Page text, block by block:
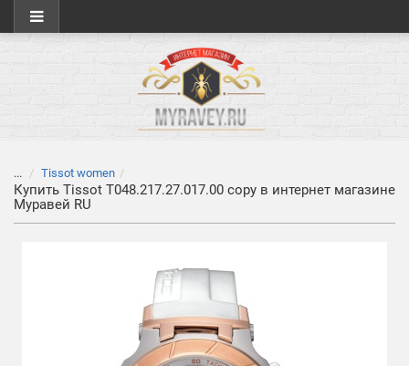
... Tissot women
Купить Tissot T048.217.27.017.00 copy в интернет магазине
Муравей RU